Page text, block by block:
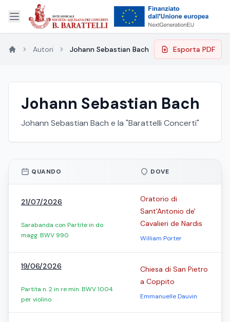
Autori Johann Sebastian Bach Esporta PDF
Johann Sebastian Bach
Johann Sebastian Bach e la "Barattelli Concerti"
QUANDO DOVE
21/07/2026
Sarabanda con Partite in do
magg. BWV 990
Oratorio di
Sant'Antonio de'
Cavalieri de Nardis
William Porter
19/06/2026
Partita n. 2 in re min. BWV 1004
per violino
Chiesa di San Pietro
a Coppito
Emmanuelle Dauvin